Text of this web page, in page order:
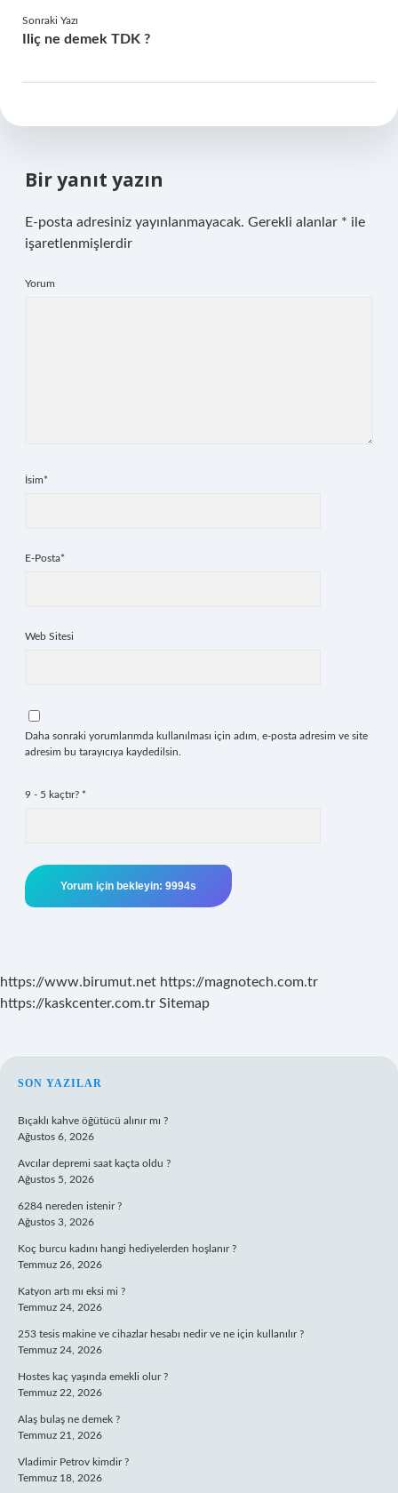
Sonraki Yazı
Iliç ne demek TDK ?
Bir yanıt yazın
E-posta adresiniz yayınlanmayacak. Gerekli alanlar * ile
işaretlenmişlerdir
Yorum
İsim*
E-Posta*
Web Sitesi
Daha sonraki yorumlarımda kullanılması için adım, e-posta adresim ve site
adresim bu tarayıcıya kaydedilsin.
9 - 5 kaçtır? *
https://www.birumut.net https://magnotech.com.tr
https://kaskcenter.com.tr Sitemap
SIDEBAR
SON YAZILAR
Bıçaklı kahve öğütücü alınır mı ?
Ağustos 6, 2026
Avcılar depremi saat kaçta oldu ?
Ağustos 5, 2026
6284 nereden istenir ?
Ağustos 3, 2026
Koç burcu kadını hangi hediyelerden hoşlanır ?
Temmuz 26, 2026
Katyon artı mı eksi mi ?
Temmuz 24, 2026
253 tesis makine ve cihazlar hesabı nedir ve ne için kullanılır ?
Temmuz 24, 2026
Hostes kaç yaşında emekli olur ?
Temmuz 22, 2026
Alaş bulaş ne demek ?
Temmuz 21, 2026
Vladimir Petrov kimdir ?
Temmuz 18, 2026